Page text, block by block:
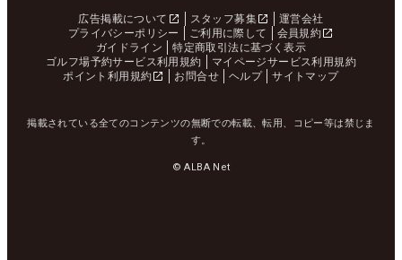
広告掲載について スタッフ募集
運営会社
プライバシーポリシー
ご利用に際して
会員規約
ガイドライン
特定商取引法に基づく表示
ゴルフ場予約サービス利用規約
マイページサービス利用規約
ポイント利用規約
お問合せ ヘルプ サイトマップ
掲載されている全てのコンテンツの無断での転載、転用、コピー等は禁じま
す。
© ALBA Net